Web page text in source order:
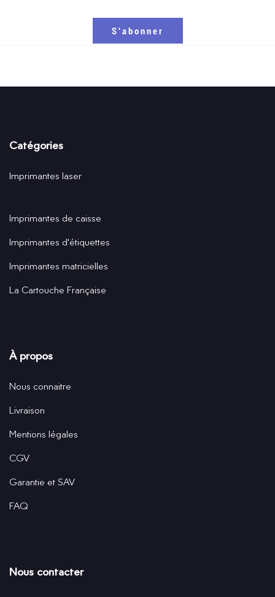
Catégories
Imprimantes laser
Imprimantes de caisse
Imprimantes d'étiquettes
Imprimantes matricielles
La Cartouche Française
À propos
Nous connaitre
Livraison
Mentions légales
CGV
Garantie et SAV
FAQ
Nous contacter